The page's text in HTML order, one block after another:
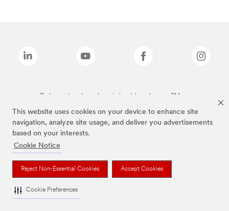
This website uses cookies on your device to enhance site
navigation, analyze site usage, and deliver you advertisements
based on your interests.
Cookie Notice
Reject Non-Essential Cookies Accept Cookies
Cookie Preferences
De bovenstaande merken zijn handelsmerken van 3M.we